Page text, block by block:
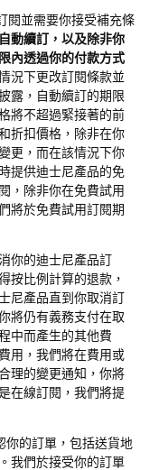
閱並需要你接受補充條
動續訂，以及除非你
內透過你的付款方式
況下更改訂閱條款並
露，自動續訂的期限
將不超過緊接著的前
折扣價格，除非在你
更，而在該情況下你
提供迪士尼產品的免
，除非你在免費試用
將於免費試用訂閱期
你的迪士尼產品訂
按比例計算的退款，
尼產品直到你取消訂
將仍有義務支付在取
中而產生的其他費
用，我們將在費用或
理的變更通知，你將
在線訂閱，我們將提
你的訂單，包括送貨地
我們於接受你的訂單